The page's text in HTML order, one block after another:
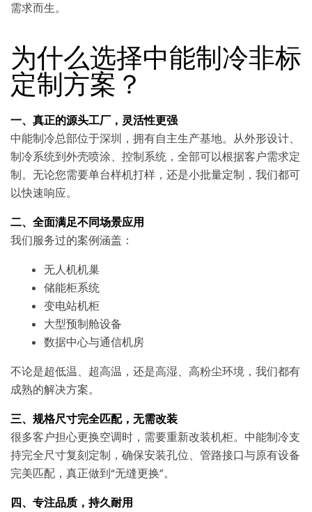
需求而生。
为什么选择中能制冷非标
定制方案？
一、真正的源头工厂，灵活性更强
中能制冷总部位于深圳，拥有自主生产基地。从外形设计、
制冷系统到外壳喷涂、控制系统，全部可以根据客户需求定
制。无论您需要单台样机打样，还是小批量定制，我们都可
以快速响应。
二、全面满足不同场景应用
我们服务过的案例涵盖：
无人机机巢
储能柜系统
变电站机柜
大型预制舱设备
数据中心与通信机房
不论是超低温、超高温，还是高湿、高粉尘环境，我们都有
成熟的解决方案。
三、规格尺寸完全匹配，无需改装
很多客户担心更换空调时，需要重新改装机柜。中能制冷支
持完全尺寸复刻定制，确保安装孔位、管路接口与原有设备
完美匹配，真正做到“无缝更换”。
四、专注品质，持久耐用